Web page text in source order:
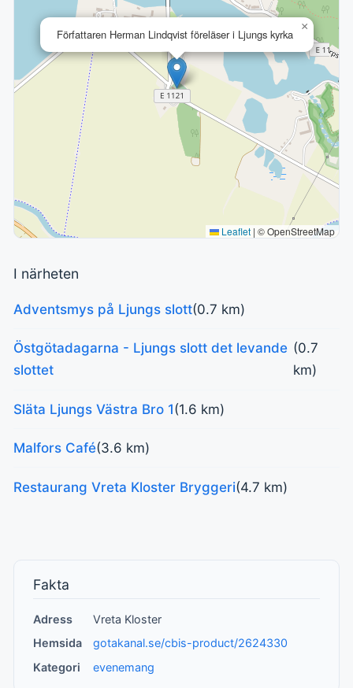
Författaren Herman Lindqvist föreläser i Ljungs kyrka
×
Leaflet | © OpenStreetMap
I närheten
Adventsmys på Ljungs slott(0.7 km)
Östgötadagarna - Ljungs slott det levande
slottet
(0.7
km)
Släta Ljungs Västra Bro 1(1.6 km)
Malfors Café(3.6 km)
Restaurang Vreta Kloster Bryggeri(4.7 km)
Fakta
Adress
Vreta Kloster
Hemsida
gotakanal.se/cbis-product/2624330
Kategori
evenemang